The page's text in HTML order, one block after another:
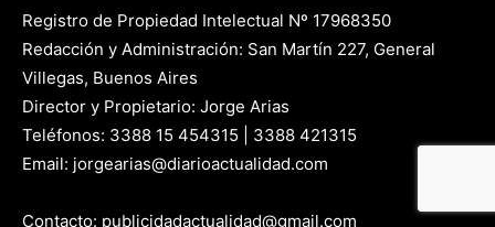
Registro de Propiedad Intelectual Nº 17968350
Redacción y Administración: San Martín 227, General
Villegas, Buenos Aires
Director y Propietario: Jorge Arias
Teléfonos: 3388 15 454315 | 3388 421315
Email: jorgearias@diarioactualidad.com
Contacto: publicidadactualidad@gmail.com